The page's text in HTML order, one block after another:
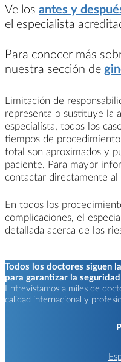
Ve los antes y
el especialista
Para conocer más
nuestra sección de
Limitación de
representa o sustituye la
especialista, todos los
tiempos de
total son aproximados y
paciente. Para mayor
contactar directamente al
En todos los
complicaciones, el
detallada acerca de los
Todos los doctores siguen
para garantizar la
Entrevistamos a miles de
calidad internacional y